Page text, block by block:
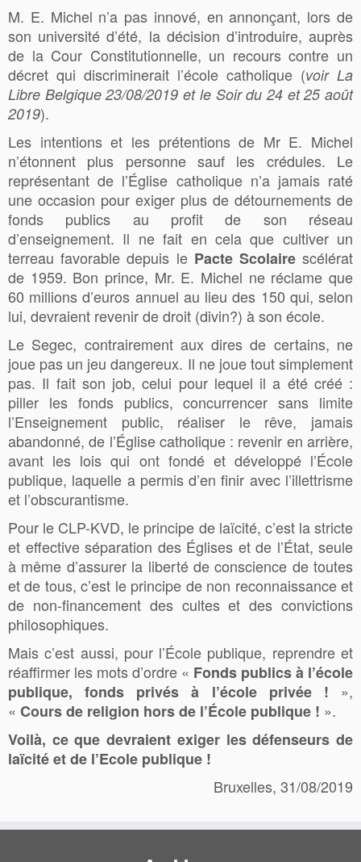
M. E. Michel n’a pas innové, en annonçant, lors de
son université d’été, la décision d’introduire, auprès
de la Cour Constitutionnelle, un recours contre un
décret qui discriminerait l’école catholique (voir La
Libre Belgique 23/08/2019 et le Soir du 24 et 25 août
2019).
Les intentions et les prétentions de Mr E. Michel
n’étonnent plus personne sauf les crédules. Le
représentant de l’Église catholique n’a jamais raté
une occasion pour exiger plus de détournements de
fonds publics au profit de son réseau
d’enseignement. Il ne fait en cela que cultiver un
terreau favorable depuis le Pacte Scolairescélérat
de 1959. Bon prince, Mr. E. Michel ne réclame que
60 millions d’euros annuel au lieu des 150 qui, selon
lui, devraient revenir de droit (divin?) à son école.
Le Segec, contrairement aux dires de certains, ne
joue pas un jeu dangereux. Il ne joue tout simplement
pas. Il fait son job, celui pour lequel il a été créé :
piller les fonds publics, concurrencer sans limite
l’Enseignement public, réaliser le rêve, jamais
abandonné, de l’Église catholique : revenir en arrière,
avant les lois qui ont fondé et développé l’École
publique, laquelle a permis d’en finir avec l’illettrisme
et l’obscurantisme.
Pour le CLP-KVD, le principe de laïcité, c’est la stricte
et effective séparation des Églises et de l’État, seule
à même d’assurer la liberté de conscience de toutes
et de tous, c’est le principe de non reconnaissance et
de non-financement des cultes et des convictions
philosophiques.
Mais c’est aussi, pour l’École publique, reprendre et
réaffirmer les mots d’ordre « Fonds publics à l’école
publique, fonds privés à l’école privée ! »,
« Cours de religion hors de l’École publique ! ».
Voilà, ce que devraient exiger les défenseurs de
laïcité et de l’Ecole publique !
Bruxelles, 31/08/2019